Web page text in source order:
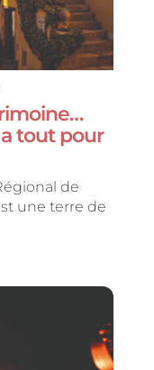
tout pour
de
une terre de